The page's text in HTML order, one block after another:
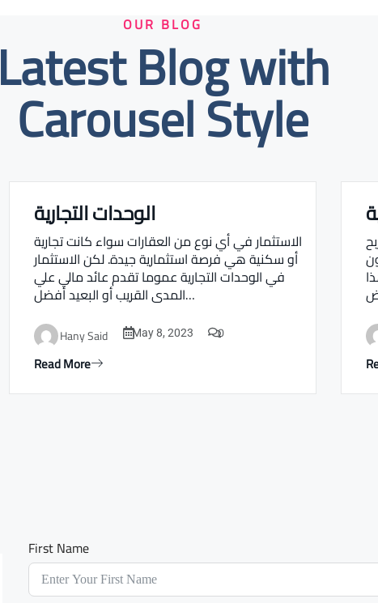
OUR BLOG
Latest Blog with
Carousel Style
Real estate Estate ville
الوحدات التجارية
الاستثمار في أي نوع من العقارات سواء كانت تجارية
أو سكنية هي فرصة استثمارية جيدة. لكن الاستثمار
في الوحدات التجارية عموما تقدم عائد مالي علي
المدى القريب أو البعيد أفضل…
Hany Said May 8, 2023 0
Read More
First Name